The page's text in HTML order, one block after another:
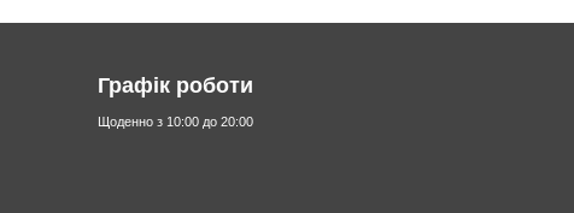
Графік роботи
Щоденно з 10:00 до 20:00